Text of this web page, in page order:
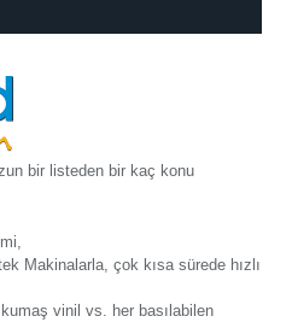
bir listeden bir kaç konu
Makinalarla, çok kısa sürede hızlı
vinil vs. her basılabilen